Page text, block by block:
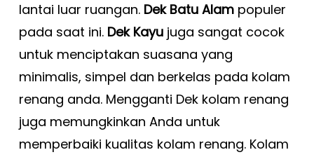
lantai luar ruangan. Dek Batu Alampopuler
pada saat ini. Dek Kayujuga sangat cocok
untuk menciptakan suasana yang
minimalis, simpel dan berkelas pada kolam
renang anda. Mengganti Dek kolam renang
juga memungkinkan Anda untuk
memperbaiki kualitas kolam renang. Kolam